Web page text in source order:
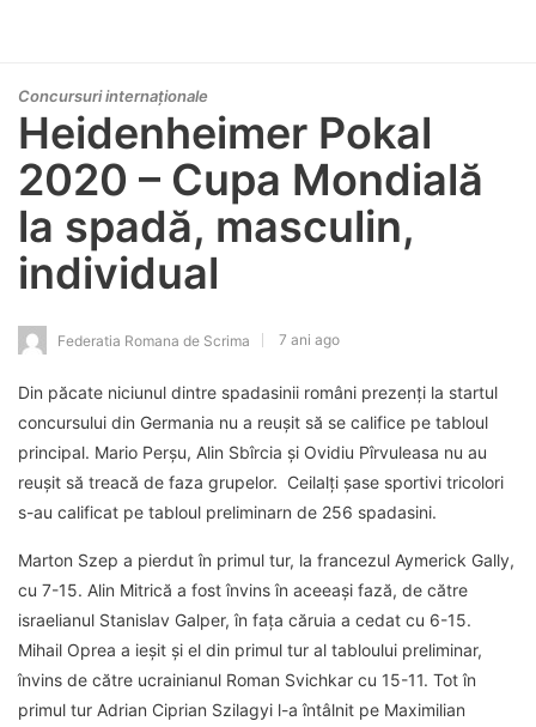
Concursuri internaționale
Heidenheimer Pokal
2020 – Cupa Mondială
la spadă, masculin,
individual
Federatia Romana de Scrima 7 ani ago
Din păcate niciunul dintre spadasinii români prezenți la startul
concursului din Germania nu a reușit să se califice pe tabloul
principal. Mario Perșu, Alin Sbîrcia și Ovidiu Pîrvuleasa nu au
reușit să treacă de faza grupelor. Ceilalți șase sportivi tricolori
s-au calificat pe tabloul preliminarn de 256 spadasini.
Marton Szep a pierdut în primul tur, la francezul Aymerick Gally,
cu 7-15. Alin Mitrică a fost învins în aceeași fază, de către
israelianul Stanislav Galper, în fața căruia a cedat cu 6-15.
Mihail Oprea a ieșit și el din primul tur al tabloului preliminar,
învins de către ucrainianul Roman Svichkar cu 15-11. Tot în
primul tur Adrian Ciprian Szilagyi l-a întâlnit pe Maximilian